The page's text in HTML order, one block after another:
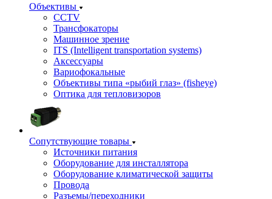
Объективы
CCTV
Трансфокаторы
Машинное зрение
ITS (Intelligent transportation systems)
Аксессуары
Вариофокальные
Объективы типа «рыбий глаз» (fisheye)
Оптика для тепловизоров
Сопутствующие товары
Источники питания
Оборудование для инсталлятора
Оборудование климатической защиты
Провода
Разъемы/переходники